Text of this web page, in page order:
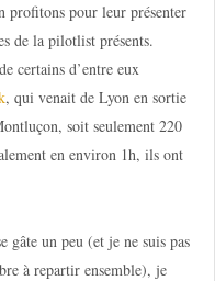
profitons pour leur présenter
de la pilotlist présents.
certains d’entre eux
, qui venait de Lyon en sortie
soit seulement 220
en environ 1h, ils ont
gâte un peu (et je ne suis pas
à repartir ensemble), je